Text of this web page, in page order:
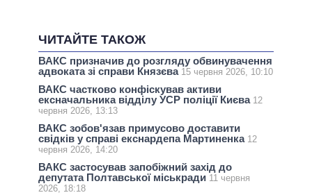
ЧИТАЙТЕ ТАКОЖ
ВАКС призначив до розгляду обвинувачення
адвоката зі справи Князєва 15 червня 2026, 10:10
ВАКС частково конфіскував активи
ексначальника відділу УСР поліції Києва 12
червня 2026, 13:13
ВАКС зобов'язав примусово доставити
свідків у справі екснардепа Мартиненка 12
червня 2026, 14:20
ВАКС застосував запобіжний захід до
депутата Полтавської міськради 11 червня
2026, 18:18